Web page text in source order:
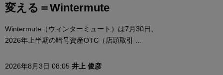
変える＝Wintermute
Wintermute（ウィンターミュート）は7月30日、
2026年上半期の暗号資産OTC（店頭取引 ...
2026年8月3日 08:05 井上 俊彦